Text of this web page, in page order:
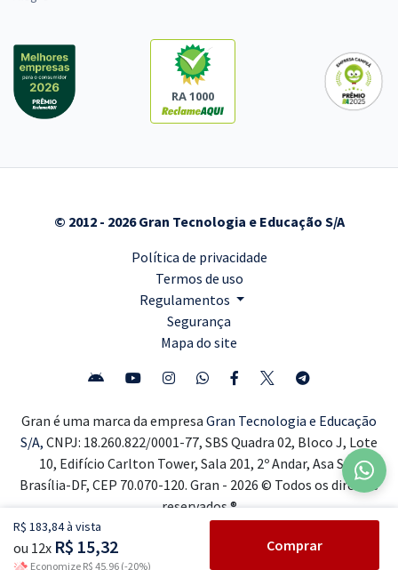
R$ 183,84 à vista
ou 12x R$ 15,32
Economize R$ 45,96 (-20%)
Comprar
RA 1000
© 2012 - 2026 Gran Tecnologia e Educação S/A
Política de privacidade
Termos de uso
Regulamentos
Segurança
Mapa do site
Gran é uma marca da empresa Gran Tecnologia e Educação
S/A, CNPJ: 18.260.822/0001-77, SBS Quadra 02, Bloco J, Lote
10, Edifício Carlton Tower, Sala 201, 2º Andar, Asa Sul,
Brasília-DF, CEP 70.070-120. Gran - 2026 © Todos os direitos
reservados ®